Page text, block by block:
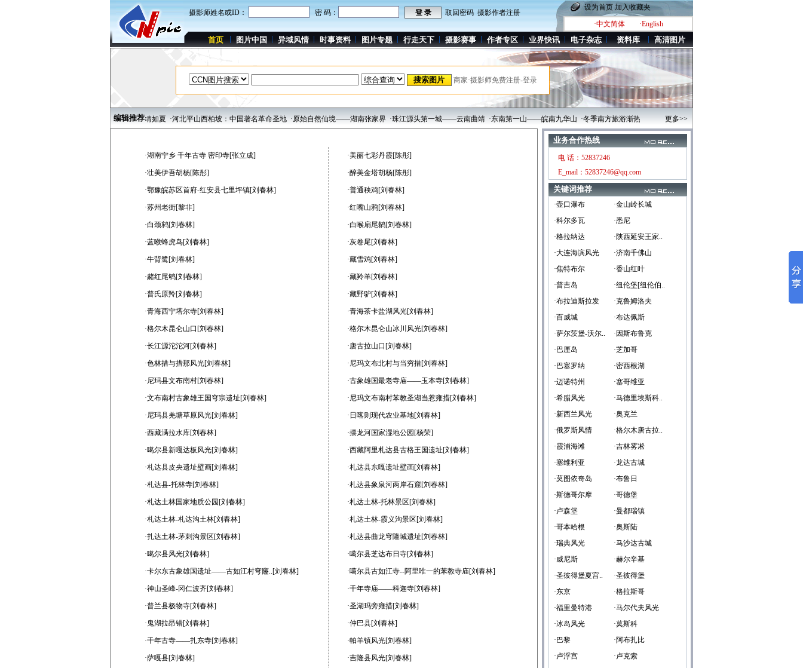
摄影师姓名或ID： 密 码： 取回密码 摄影作者注册
设为首页 加入收藏夹
·中文简体
·English
首页 图片中国 异域风情 时事资料 图片专题 行走天下 摄影赛事 作者专区 业界快讯 电子杂志 资料库 高清图片
商家·摄影师免费注册-登录
编辑推荐:
日常生活方式的艺术——国际动漫游戏激情如夏 ·河北平山西柏坡：中国著名革命圣地 ·原始自然仙境——湖南张家界 ·珠江源头第一城——云南曲靖 ·东南第一山——皖南九华山 ·冬季南方旅游渐热 海南三亚提前一个月
更多>>
·湖南宁乡 千年古寺 密印寺[张立成]
·壮美伊吾胡杨[陈彤]
·鄂豫皖苏区首府-红安县七里坪镇[刘春林]
·苏州老街[黎非]
·白颈鸫[刘春林]
·蓝喉蜂虎鸟[刘春林]
·牛背鹭[刘春林]
·赭红尾鸲[刘春林]
·普氏原羚[刘春林]
·青海西宁塔尔寺[刘春林]
·格尔木昆仑山口[刘春林]
·长江源沱沱河[刘春林]
·色林措与措那风光[刘春林]
·尼玛县文布南村[刘春林]
·文布南村古象雄王国穹宗遗址[刘春林]
·尼玛县羌塘草原风光[刘春林]
·西藏满拉水库[刘春林]
·噶尔县新嘎达板风光[刘春林]
·札达县皮央遗址壁画[刘春林]
·札达县-托林寺[刘春林]
·札达土林国家地质公园[刘春林]
·札达土林-札达沟土林[刘春林]
·扎达土林-茅刺沟景区[刘春林]
·噶尔县风光[刘春林]
·卡尔东古象雄国遗址——古如江村穹窿..[刘春林]
·神山圣峰-冈仁波齐[刘春林]
·普兰县极物寺[刘春林]
·鬼湖拉昂错[刘春林]
·千年古寺——扎东寺[刘春林]
·萨嘎县[刘春林]
·美丽七彩丹霞[陈彤]
·醉美金塔胡杨[陈彤]
·普通秧鸡[刘春林]
·红嘴山鸦[刘春林]
·白喉扇尾鹟[刘春林]
·灰卷尾[刘春林]
·藏雪鸡[刘春林]
·藏羚羊[刘春林]
·藏野驴[刘春林]
·青海茶卡盐湖风光[刘春林]
·格尔木昆仑山冰川风光[刘春林]
·唐古拉山口[刘春林]
·尼玛文布北村与当穷措[刘春林]
·古象雄国最老寺庙——玉本寺[刘春林]
·尼玛文布南村苯教圣湖当惹雍措[刘春林]
·日喀则现代农业基地[刘春林]
·摆龙河国家湿地公园[杨荣]
·西藏阿里札达县古格王国遗址[刘春林]
·札达县东嘎遗址壁画[刘春林]
·札达县象泉河两岸石窟[刘春林]
·札达土林-托林景区[刘春林]
·札达土林-霞义沟景区[刘春林]
·札达县曲龙穹隆城遗址[刘春林]
·噶尔县芝达布日寺[刘春林]
·噶尔县古如江寺--阿里唯一的苯教寺庙[刘春林]
·千年寺庙——科迦寺[刘春林]
·圣湖玛旁雍措[刘春林]
·仲巴县[刘春林]
·帕羊镇风光[刘春林]
·吉隆县风光[刘春林]
业务合作热线
电 话：52837246
E_mail：52837246@qq.com
关键词推荐
·壶口瀑布
·金山岭长城
·科尔多瓦
·悉尼
·格拉纳达
·陕西延安王家..
·大连海滨风光
·济南千佛山
·焦特布尔
·香山红叶
·普吉岛
·纽伦堡[纽伦伯..
·布拉迪斯拉发
·克鲁姆洛夫
·百威城
·布达佩斯
·萨尔茨堡-沃尔..
·因斯布鲁克
·巴厘岛
·芝加哥
·巴塞罗纳
·密西根湖
·迈诺特州
·塞哥维亚
·希腊风光
·马德里埃斯科..
·新西兰风光
·奥克兰
·俄罗斯风情
·格尔木唐古拉..
·霞浦海滩
·吉林雾凇
·塞维利亚
·龙达古城
·莫图依奇岛
·布鲁日
·斯德哥尔摩
·哥德堡
·卢森堡
·曼都瑞镇
·哥本哈根
·奥斯陆
·瑞典风光
·马沙达古城
·威尼斯
·赫尔辛基
·圣彼得堡夏宫..
·圣彼得堡
·东京
·格拉斯哥
·福里曼特港
·马尔代夫风光
·冰岛风光
·莫斯科
·巴黎
·阿布扎比
·卢浮宫
·卢克索